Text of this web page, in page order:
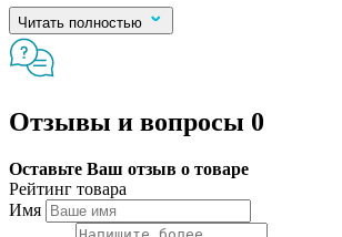
Читать полностью
Отзывы и вопросы 0
Оставьте Ваш отзыв о товаре
Рейтинг товара
Имя